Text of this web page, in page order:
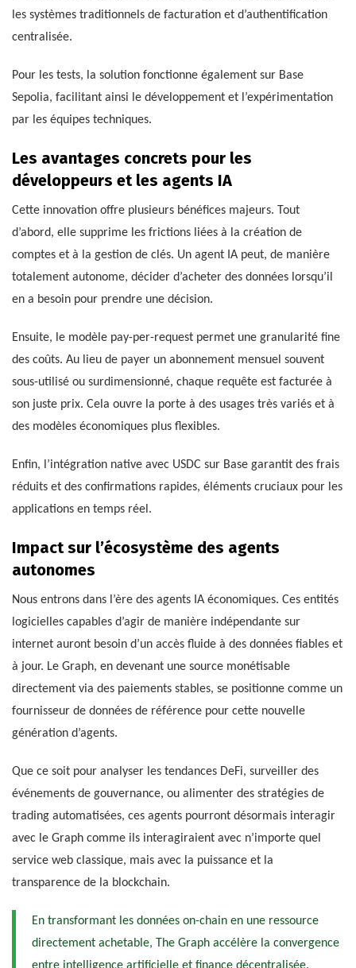
les systèmes traditionnels de facturation et d’authentification
centralisée.
Pour les tests, la solution fonctionne également sur Base
Sepolia, facilitant ainsi le développement et l’expérimentation
par les équipes techniques.
Les avantages concrets pour les
développeurs et les agents IA
Cette innovation offre plusieurs bénéfices majeurs. Tout
d’abord, elle supprime les frictions liées à la création de
comptes et à la gestion de clés. Un agent IA peut, de manière
totalement autonome, décider d’acheter des données lorsqu’il
en a besoin pour prendre une décision.
Ensuite, le modèle pay-per-request permet une granularité fine
des coûts. Au lieu de payer un abonnement mensuel souvent
sous-utilisé ou surdimensionné, chaque requête est facturée à
son juste prix. Cela ouvre la porte à des usages très variés et à
des modèles économiques plus flexibles.
Enfin, l’intégration native avec USDC sur Base garantit des frais
réduits et des confirmations rapides, éléments cruciaux pour les
applications en temps réel.
Impact sur l’écosystème des agents
autonomes
Nous entrons dans l’ère des agents IA économiques. Ces entités
logicielles capables d’agir de manière indépendante sur
internet auront besoin d’un accès fluide à des données fiables et
à jour. Le Graph, en devenant une source monétisable
directement via des paiements stables, se positionne comme un
fournisseur de données de référence pour cette nouvelle
génération d’agents.
Que ce soit pour analyser les tendances DeFi, surveiller des
événements de gouvernance, ou alimenter des stratégies de
trading automatisées, ces agents pourront désormais interagir
avec le Graph comme ils interagiraient avec n’importe quel
service web classique, mais avec la puissance et la
transparence de la blockchain.
En transformant les données on-chain en une ressource
directement achetable, The Graph accélère la convergence
entre intelligence artificielle et finance décentralisée.